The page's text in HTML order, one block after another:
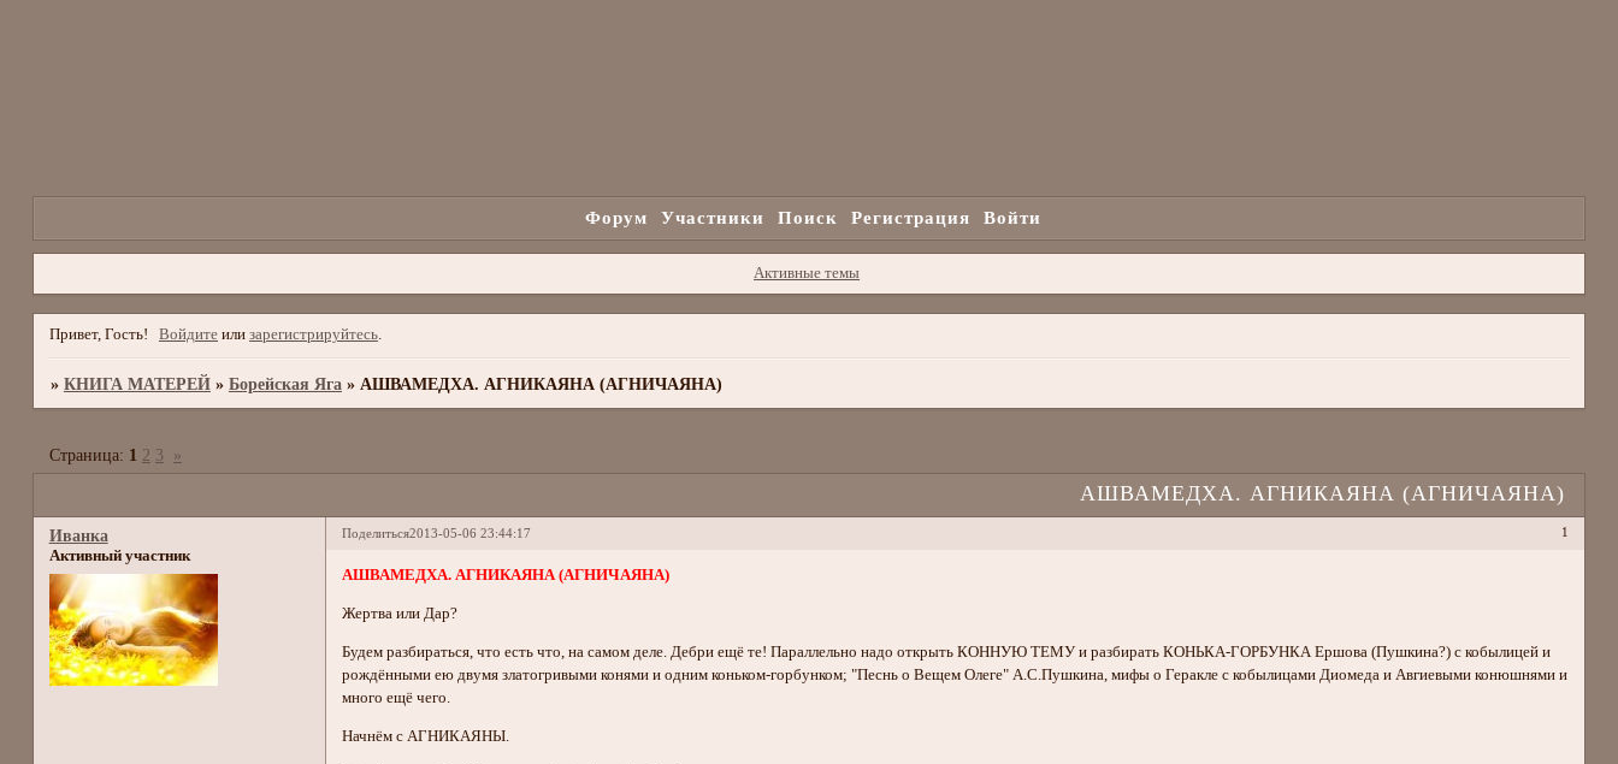
Форум Участники Поиск Регистрация Войти
Активные темы
Привет, Гость! Войдите или зарегистрируйтесь
» КНИГА МАТЕРЕЙ » Борейская Яга » АШВАМЕДХА. АГНИКАЯНА (АГНИЧАЯНА)
АШВАМЕДХА. АГНИКАЯНА (АГНИЧАЯНА)
Страница: 1 2 3 »
Поделиться 1
2013-05-06 23:44:17
Иванка
Активный участник
АШВАМЕДХА. АГНИКАЯНА (АГНИЧАЯНА)
Жертва или Дар?
Будем разбираться, что есть что, на самом деле. Дебри ещё те! Параллельно надо открыть КОННУЮ ТЕМУ и разбирать КОНЬКА-ГОРБУНКА Ершова (Пушкина?) с кобылицей и
рождёнными ею двумя златогривыми конями и одним коньком-горбунком; "Песнь о Вещем Олеге" А.С.Пушкина, мифы о Геракле с кобылицами Диомеда и Авгиевыми конюшнями и
много ещё чего.
Начнём с АГНИКАЯНЫ.